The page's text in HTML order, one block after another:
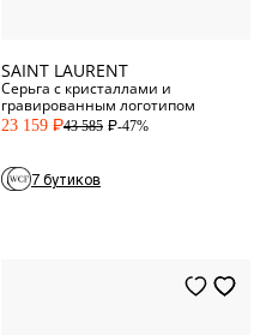
SAINT LAURENT
Серьга с кристаллами и
гравированным логотипом
23 159 P43 585 P-47%
7 бутиков